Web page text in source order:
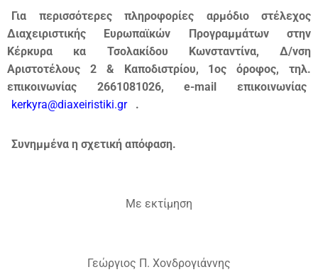
Για περισσότερες πληροφορίες αρμόδιο στέλεχος
Διαχειριστικής Ευρωπαϊκών Προγραμμάτων στην
Κέρκυρα κα Τσολακίδου Κωνσταντίνα, Δ/νση
Αριστοτέλους 2 & Καποδιστρίου, 1ος όροφος, τηλ.
επικοινωνίας 2661081026, e-mail επικοινωνίας
kerkyra@diaxeiristiki.gr
.
Συνημμένα η σχετική απόφαση.
Με εκτίμηση
Γεώργιος Π. Χονδρογιάννης